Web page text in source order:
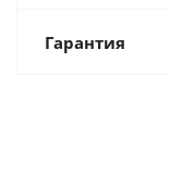
Гарантия